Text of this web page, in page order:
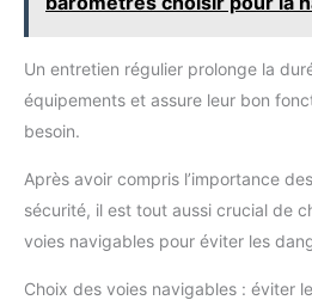
Un entretien régulier prolonge la
équipements et assure leur bon
besoin.
Après avoir compris l’importance
sécurité, il est tout aussi crucial de
voies navigables pour éviter les
Choix des voies navigables : éviter